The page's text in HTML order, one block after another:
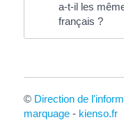
a-t-il les
français ?
© Direction de
marquage- kienso.fr